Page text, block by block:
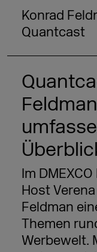
Konrad
Quantcast
Im
Host
Feldman
Themen
Werbewelt.